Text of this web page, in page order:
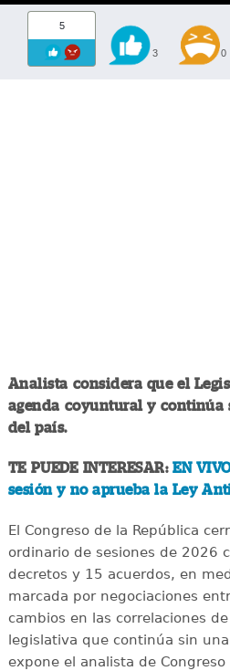
5
3 0
Analista considera que el
agenda coyuntural y continúa
del país.
TE PUEDE INTERESAR:EN
sesión y no aprueba la Ley
El Congreso de la República
ordinario de sesiones de 2026
decretos y 15 acuerdos, en
marcada por negociaciones
cambios en las correlaciones
legislativa que continúa sin
expone el analista de